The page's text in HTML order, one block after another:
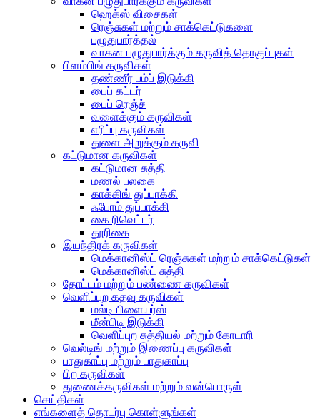
ஹெக்ஸ் விசைகள்
ரெஞ்சுகள் மற்றும் சாக்கெட்டுகளை
பழுதுபார்த்தல்
வாகன பழுதுபார்க்கும் கருவித் தொகுப்புகள்
பிளம்பிங் கருவிகள்
தண்ணீர் பம்ப் இடுக்கி
பைப் கட்டர்
பைப் ரெஞ்ச்
வளைக்கும் கருவிகள்
எரிப்பு கருவிகள்
துளை அறுக்கும் கருவி
கட்டுமான கருவிகள்
கட்டுமான சுத்தி
மணல் பலகை
காக்கிங் துப்பாக்கி
ஃபோம் துப்பாக்கி
கை ரிவெட்டர்
தூரிகை
இயந்திரக் கருவிகள்
மெக்கானிஸ்ட் ரெஞ்சுகள் மற்றும் சாக்கெட்டுகள்
மெக்கானிஸ்ட் சுத்தி
தோட்டம் மற்றும் பண்ணை கருவிகள்
வெளிப்புற கதவு கருவிகள்
மல்டி பிளையர்ஸ்
மீன்பிடி இடுக்கி
வெளிப்புற சுத்தியல் மற்றும் கோடாரி
வெல்டிங் மற்றும் இணைப்பு கருவிகள்
பாதுகாப்பு மற்றும் பாதுகாப்பு
பிற கருவிகள்
துணைக்கருவிகள் மற்றும் வன்பொருள்
செய்திகள்
எங்களைத் தொடர்பு கொள்ளுங்கள்